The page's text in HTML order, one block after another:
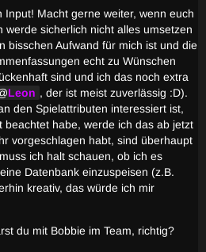
Macht gerne weiter, wenn euch
werde sicherlich nicht alles umsetzen
bisschen Aufwand für mich ist und die
echt zu Wünschen
sind und ich das noch extra
Leon , der ist meist zuverlässig :D).
den Spielattributen interessiert ist,
beachtet habe, werde ich das ab jetzt
vorgeschlagen habt, sind überhaupt
ich halt schauen, ob ich es
Datenbank einzuspeisen (z.B.
kreativ, das würde ich mir
du mit Bobbie im Team, richtig?